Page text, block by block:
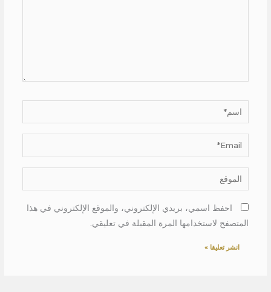
اسم*
Email*
الموقع
احفظ اسمي، بريدي الإلكتروني، والموقع الإلكتروني في هذا
المتصفح لاستخدامها المرة المقبلة في تعليقي.